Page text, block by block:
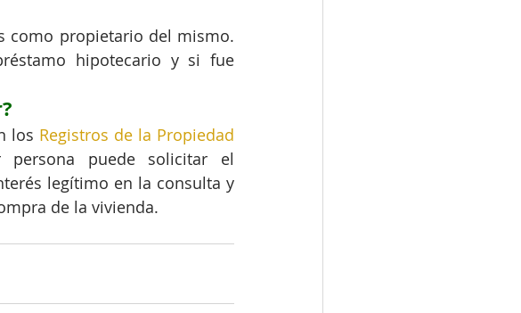
como propietario del mismo.
hipotecario y si fue
los Registros de la Propiedad
persona puede solicitar el
legítimo en la consulta y
de la vivienda.